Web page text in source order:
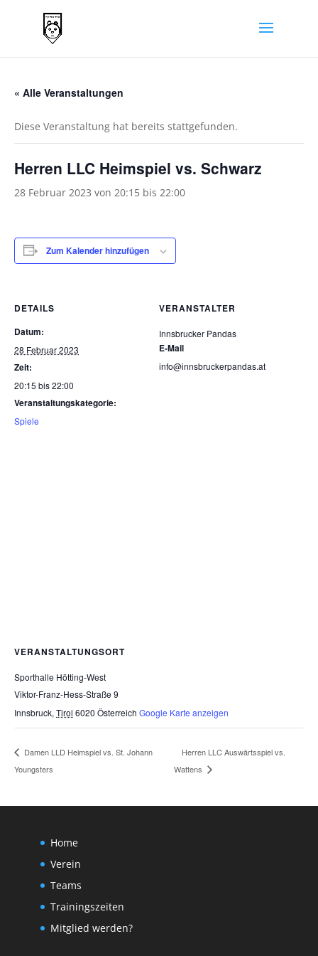
« Alle Veranstaltungen
Diese Veranstaltung hat bereits stattgefunden.
Herren LLC Heimspiel vs. Schwarz
28 Februar 2023 von 20:15 bis 22:00
Zum Kalender hinzufügen
DETAILS
Datum:
28 Februar 2023
Zeit:
20:15 bis 22:00
Veranstaltungskategorie:
Spiele
VERANSTALTER
Innsbrucker Pandas
E-Mail
info@innsbruckerpandas.at
VERANSTALTUNGSORT
Sporthalle Hötting-West
Viktor-Franz-Hess-Straße 9
Innsbruck, Tirol 6020 Österreich Google Karte anzeigen
Damen LLD Heimspiel vs. St. Johann
Youngsters
Herren LLC Auswärtsspiel vs.
Wattens
Home
Verein
Teams
Trainingszeiten
Mitglied werden?